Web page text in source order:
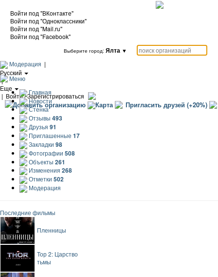
Войти под "ВКонтакте"
Войти под "Одноклассники"
Войти под "Mail.ru"
Войти под "Facebook"
Выберите город: Ялта ▼
Модерация |
Русский
|
Еще
| Войти / Зарегистрироваться
Добавить организацию Карта Пригласить друзей (+20%)
Меню
Главная
Новости
Стенка
Отзывы 493
Друзья 91
Приглашенные 17
Закладки 98
Фотографии 508
Объекты 261
Изменения 268
Отметки 502
Модерация
Последние фильмы
Пленницы
Тор 2: Царство
тьмы